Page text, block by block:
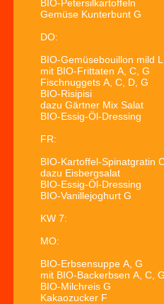
BIO-Petersilkartoffeln
Gemüse Kunterbunt G
DO:
BIO-Gemüsebouillon mild L
mit BIO-Frittaten A, C, G
Fischnuggets A, C, D, G
BIO-Risipisi
dazu Gärtner Mix Salat
BIO-Essig-Öl-Dressing
FR:
BIO-Kartoffel-Spinatgratin
dazu Eisbergsalat
BIO-Essig-Öl-Dressing
BIO-Vanillejoghurt G
KW 7:
MO:
BIO-Erbsensuppe A, G
mit BIO-Backerbsen A, C,
BIO-Milchreis G
Kakaozucker F